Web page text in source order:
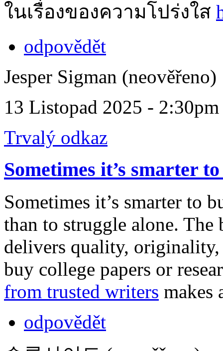
ในเรื่องของความโปร่งใส
odpovědět
Jesper Sigman (neověřeno)
13 Listopad 2025 - 2:30pm
Trvalý odkaz
Sometimes it’s smarter
Sometimes it’s smarter to
than to struggle alone. The
delivers quality,
buy college papers or
from trusted writers makes
odpovědět